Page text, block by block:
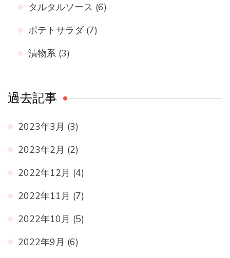
タルタルソース (6)
ポテトサラダ (7)
漬物系 (3)
過去記事
2023年3月 (3)
2023年2月 (2)
2022年12月 (4)
2022年11月 (7)
2022年10月 (5)
2022年9月 (6)